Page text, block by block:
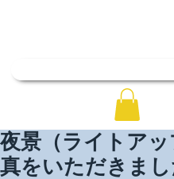
夜景（ライトア
真をいただきまし